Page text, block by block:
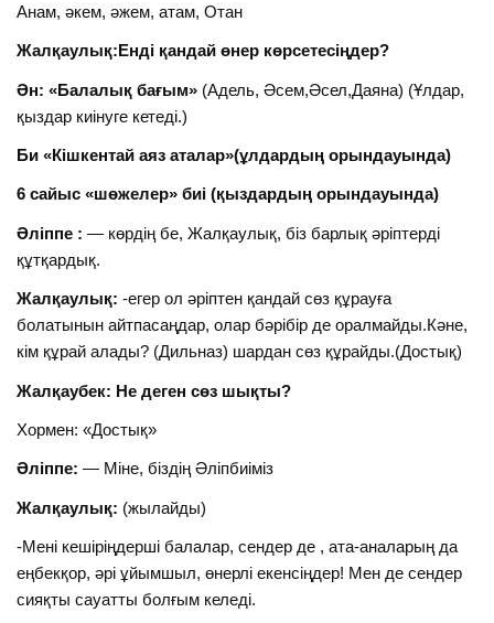
Анам, әкем, әжем, атам, Отан
Жалқаулық:Енді қандай өнер көрсетесіңдер?
Ән: «Балалық бағым» (Адель, Әсем,Әсел,Даяна) (Ұлдар,
қыздар киінуге кетеді.)
Би «Кішкентай аяз аталар»(ұлдардың орындауында)
6 сайыс «шөжелер» биі (қыздардың орындауында)
Әліппе : — көрдің бе, Жалқаулық, біз барлық әріптерді
құтқардық.
Жалқаулық: -егер ол әріптен қандай сөз құрауға
болатынын айтпасаңдар, олар бәрібір де оралмайды.Кәне,
кім құрай алады? (Дильназ) шардан сөз құрайды.(Достық)
Жалқаубек: Не деген сөз шықты?
Хормен: «Достық»
Әліппе: — Міне, біздің Әліпбиіміз
Жалқаулық: (жылайды)
-Мені кешіріңдерші балалар, сендер де , ата-аналарың да
еңбекқор, әрі ұйымшыл, өнерлі екенсіңдер! Мен де сендер
сияқты сауатты болғым келеді.